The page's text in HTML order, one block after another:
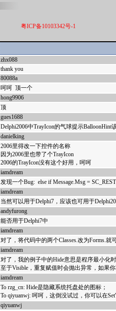
粤ICP备10103342号-1
zhx088
thank you
80088a
呵呵 顶一个
hong9906
顶
gues1688
Delphi2006中TrayIcon的气球提示BalloonHint
danielking
2006里得改一下控件的名称
因为2006里也带了个TrayIcon
2006的TrayIcon没有这个好用，呵呵
iamdream
发现一个Bug: else if Message.Msg =
iamdream
当然可以用于Delphi7，应该也可用于
andyfurong
能否用于Delphi7中
iamdream
对了，将代码中的两个Classes.改为Forms.就
iamdream
对了，我的例子中的Hide意思是程序最小化
至于Visible，重复赋值时会抛出异常，如果
iamdream
To rzg_cn: Hide是隐藏系统托盘处的图标；
To qiyuanwj: 呵呵，这倒没试过，你可以在
qiyuanwj